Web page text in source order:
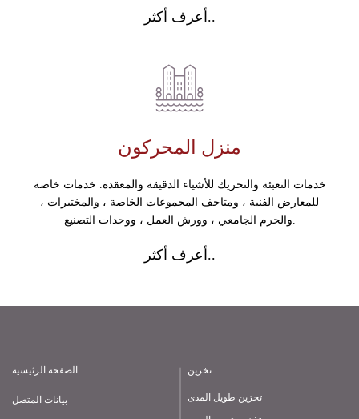
أعرف أكثر..
منزل المحركون
خدمات التعبئة والتحريك للأشياء الدقيقة والمعقدة. خدمات خاصة
للمعارض الفنية ، ومتاحف المجموعات الخاصة ، والمختبرات ،
والحرم الجامعي ، وورش العمل ، ووحدات التصنيع.
أعرف أكثر..
الصفحة الرئيسية
بيانات المتصل
تخزين
تخزين طويل المدى